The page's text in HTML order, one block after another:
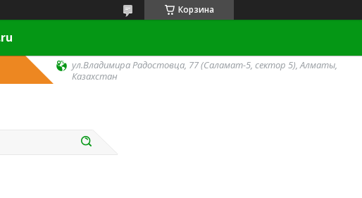
Корзина
ул.Владимира Радостовца, 77 (Саламат-5, сектор 5), Алматы,
Казахстан